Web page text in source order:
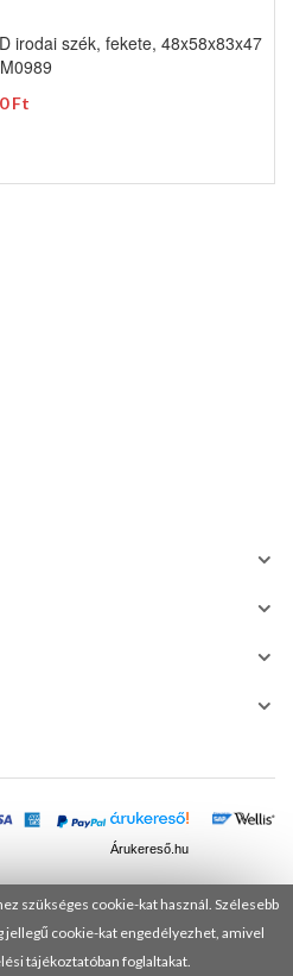
szükséges cookie-kat használ. Szélesebb
cookie-kat engedélyezhet, amivel
tájékoztatóban foglaltakat.
irodai szék, fekete, 48x58x83x47
Ft
Árukereső.hu
DANUSA Hungary Kft.